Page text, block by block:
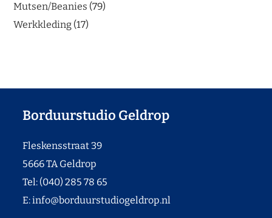
Mutsen/Beanies 79
Werkkleding 17
Borduurstudio Geldrop
Fleskensstraat 39
5666 TA Geldrop
Tel: (040) 285 78 65
E:info@borduurstudiogeldrop.nl